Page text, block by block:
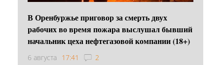
В Оренбуржье приговор за смерть двух
рабочих во время пожара выслушал бывший
начальник цеха нефтегазовой компании (18+)
6 августа 17:41 2